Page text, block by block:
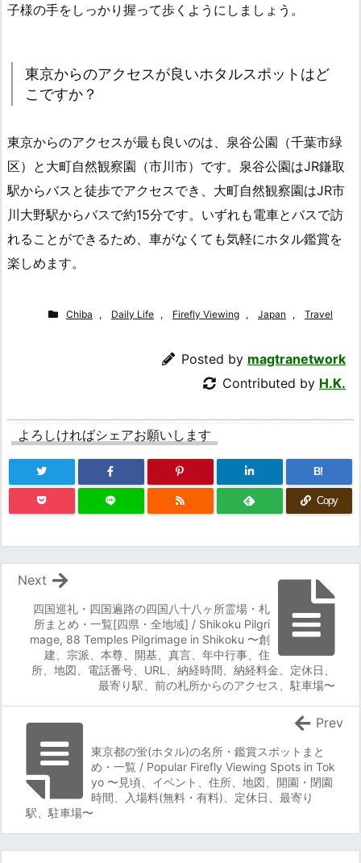
子様の手をしっかり握って歩くようにしましょう。
東京からのアクセスが良いホタルスポットはど
こですか？
東京からのアクセスが最も良いのは、泉谷公園（千葉市緑
区）と大町自然観察園（市川市）です。泉谷公園はJR鎌取
駅からバスと徒歩でアクセスでき、大町自然観察園はJR市
川大野駅からバスで約15分です。いずれも電車とバスで訪
れることができるため、車がなくても気軽にホタル鑑賞を
楽しめます。
Chiba , Daily Life , Firefly Viewing , Japan , Travel
Posted by magtranetwork
Contributed by H.K.
よろしければシェアお願いします
B!
Copy
四国巡礼・四国遍路の四国八十八ヶ所霊場・札
所まとめ・一覧[四県・全地域] / Shikoku Pilgri
mage, 88 Temples Pilgrimage in Shikoku 〜創
建、宗派、本尊、開基、真言、年中行事、住
所、地図、電話番号、URL、納経時間、納経料金、定休日、
最寄り駅、前の札所からのアクセス、駐車場〜
Next
東京都の蛍(ホタル)の名所・鑑賞スポットまと
め・一覧 / Popular Firefly Viewing Spots in Tok
yo 〜見頃、イベント、住所、地図、開園・閉園
時間、入場料(無料・有料)、定休日、最寄り
駅、駐車場〜
Prev